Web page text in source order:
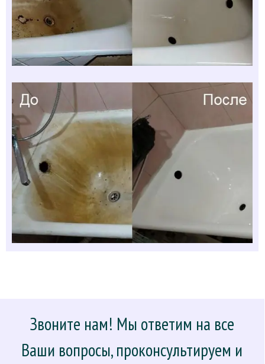
Звоните нам! Мы ответим на все
Ваши вопросы, проконсультируем и